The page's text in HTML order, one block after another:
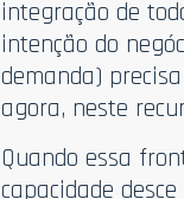
integração de
intenção do
demanda)
agora, neste
Quando essa
capacidade